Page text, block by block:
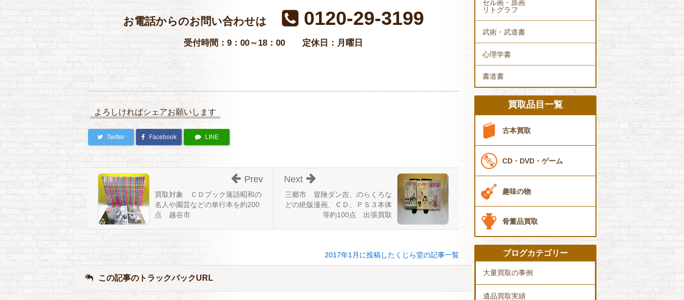
お電話からのお問い合わせは 0120-29-3199
受付時間：9：00～18：00 定休日：月曜日
よろしければシェアお願いします
Twitter Facebook LINE
三郷市 冒険ダン吉、のらくろな
どの絶版漫画、ＣＤ、ＰＳ３本体
等約100点 出張買取
Next
買取対象 ＣＤブック落語昭和の
名人や園芸などの単行本を約200
点 越谷市
Prev
2017年1月に投稿したくじら堂の記事一覧
この記事のトラックバックURL
セル画・原画
リトグラフ
武術・武道書
心理学書
書道書
買取品目一覧
古本買取
CD・DVD・ゲーム
趣味の物
骨董品買取
ブログカテゴリー
大量買取の事例
遺品買取実績